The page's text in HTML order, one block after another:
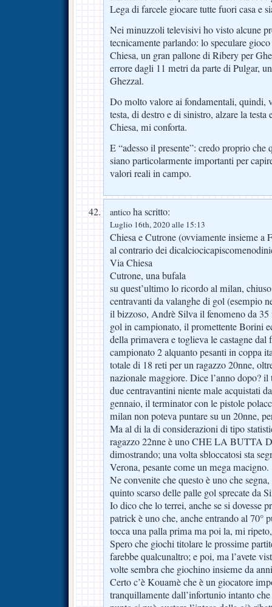
Lega di farcele giocare tutte fuori casa e
Nei minuzzoli televisivi ho visto alcune
tecnicamente parlando: lo speculare
Chiesa, un gran pallone di Ribery per
errore dagli 11 metri da parte di Pulgar,
Ghezzal.
Do molto valore ai fondamentali, quindi,
testa, di destro e di sinistro, alzare la
Chiesa, mi conforta.
E “adesso il presente”: credo proprio che
siano particolarmente importanti per
valori reali in campo.
antico ha scritto:
Luglio 16th, 2020 alle 15:13
Chiesa e Cutrone (ovviamente insieme a
al contrario dei
Via Chiesa
Cutrone, una bufala
su quest’ultimo lo ricordo al milan,
centravanti da valanghe di gol (esempio
il bizzoso, Andrè Silva il fenomeno da
gol in campionato, il promettente Borini
della primavera e toglieva le castagne
campionato 2 alquanto pesanti in coppa
totale di 18 reti per un ragazzo 20nne,
nazionale maggiore. Dice l’anno dopo? il
due centravantini niente male acquistati
gennaio, il terminator con le pistole
milan non poteva puntare su un 20nne,
Ma al di la di considerazioni di tipo
ragazzo 22nne è uno CHE LA BUTTA
dimostrando; una volta sbloccatosi sta
Verona, pesante come un mega macigno.
Ne convenite che questo è uno che
quinto scarso delle palle gol sprecate da
Io dico che lo terrei, anche se si dovesse
patrick è uno che, anche entrando al 70°
tocca una palla prima ma poi la, mi
Spero che giochi titolare le prossime
farebbe qualcunaltro; e poi, ma l’avete
volte sembra che giochino insieme da
Certo c’è Kouamè che è un giocatore
tranquillamente dall’infortunio intanto